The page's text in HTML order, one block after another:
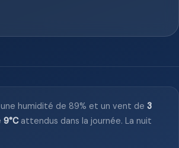
humidité de 89% et un vent de 3
9°Cattendus dans la journée. La nuit